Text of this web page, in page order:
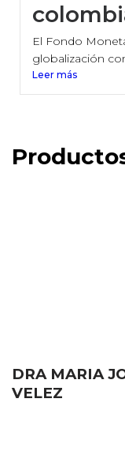
El Fondo
globalización
Leer más
DRA MARIA
VELEZ